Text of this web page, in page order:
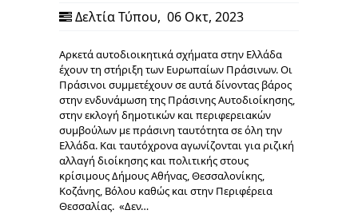
Δελτία Τύπου, 06 Οκτ, 2023
Αρκετά αυτοδιοικητικά σχήματα στην Ελλάδα
έχουν τη στήριξη των Ευρωπαίων Πράσινων. Οι
Πράσινοι συμμετέχουν σε αυτά δίνοντας βάρος
στην ενδυνάμωση της Πράσινης Αυτοδιοίκησης,
στην εκλογή δημοτικών και περιφερειακών
συμβούλων με πράσινη ταυτότητα σε όλη την
Ελλάδα. Και ταυτόχρονα αγωνίζονται για ριζική
αλλαγή διοίκησης και πολιτικής στους
κρίσιμους Δήμους Αθήνας, Θεσσαλονίκης,
Κοζάνης, Βόλου καθώς και στην Περιφέρεια
Θεσσαλίας. «Δεν…